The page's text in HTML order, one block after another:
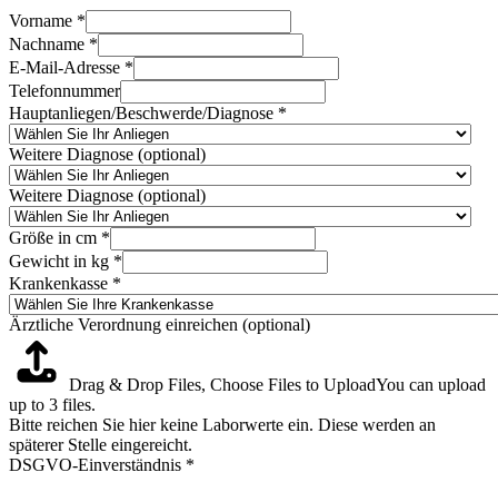
Vorname *
Nachname *
E-Mail-Adresse *
Telefonnummer
Hauptanliegen/Beschwerde/Diagnose *
Weitere Diagnose (optional)
Weitere Diagnose (optional)
Größe in cm *
Gewicht in kg *
Krankenkasse *
Ärztliche Verordnung einreichen (optional)
Drag & Drop Files, Choose Files to UploadYou can upload
up to 3 files.
Bitte reichen Sie hier keine Laborwerte ein. Diese werden an
späterer Stelle eingereicht.
DSGVO-Einverständnis *